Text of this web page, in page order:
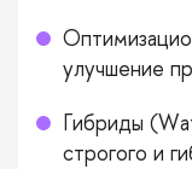
улучшение
Гибриды
строгого и